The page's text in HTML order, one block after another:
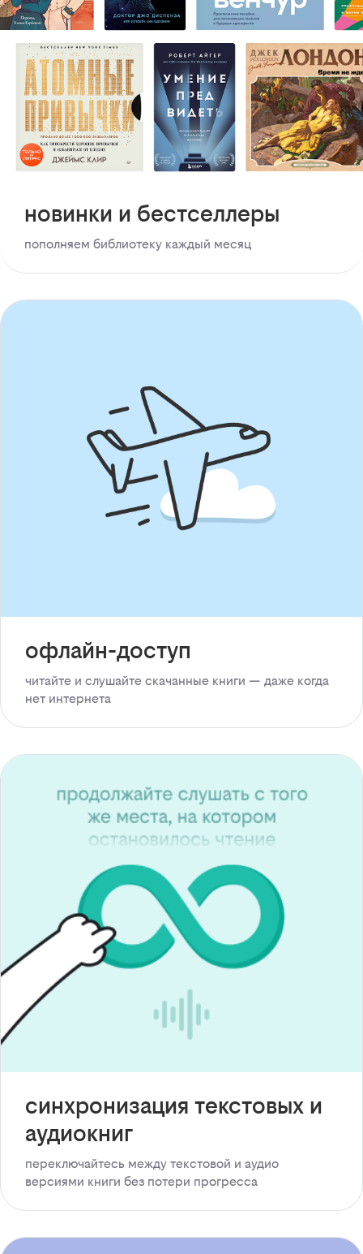
новинки и бестселлеры
пополняем библиотеку каждый месяц
офлайн-доступ
читайте и слушайте скачанные книги — даже когда
нет интернета
синхронизация текстовых и
аудиокниг
переключайтесь между текстовой и аудио
версиями книги без потери прогресса